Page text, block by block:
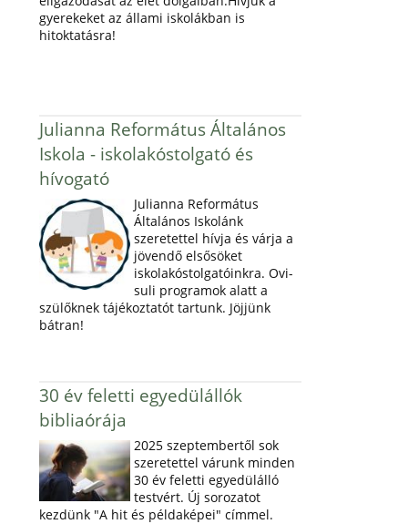
gyerekeket az állami iskolákban is
hitoktatásra!
Julianna Református Általános
Iskola - iskolakóstolgató és
hívogató
Julianna Református
Általános Iskolánk
szeretettel hívja és várja a
jövendő elsősöket
iskolakóstolgatóinkra. Ovi-
suli programok alatt a
szülőknek tájékoztatót tartunk. Jöjjünk
bátran!
30 év feletti egyedülállók
bibliaórája
2025 szeptembertől sok
szeretettel várunk minden
30 év feletti egyedülálló
testvért. Új sorozatot
kezdünk "A hit és példaképei" címmel.